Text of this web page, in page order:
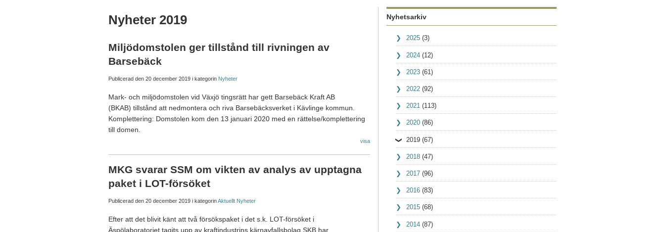
Nyheter 2019
Miljödomstolen ger tillstånd till rivningen av
Barsebäck
Publicerad den 20 december 2019 i kategorin Nyheter
Mark- och miljödomstolen vid Växjö tingsrätt har gett Barsebäck Kraft AB
(BKAB) tillstånd att nedmontera och riva Barsebäcksverket i Kävlinge kommun.
Komplettering: Domstolen kom den 13 januari 2020 med en rättelse/komplettering
till domen.
visa
MKG svarar SSM om vikten av analys av upptagna
paket i LOT-försöket
Publicerad den 20 december 2019 i kategorinAktuellt Nyheter
Efter att det blivit känt att två försökspaket i det s.k. LOT-försöket i
Äspölaboratoriet tagits upp av kraftindustrins kärnavfallsbolag SKB har
Nyhetsarkiv
2025 (3)
2024 (12)
2023 (61)
2022 (92)
2021 (113)
2020 (86)
2019 (67)
2018 (47)
2017 (96)
2016 (83)
2015 (68)
2014 (87)